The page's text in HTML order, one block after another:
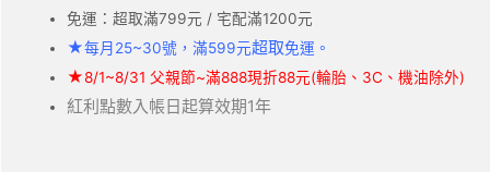
免運：超取滿799元 / 宅配滿1200元
★每月25~30號，滿599元超取免運。
★8/1~8/31 父親節~滿888現折88元(輪胎、3C、機油除外)
紅利點數入帳日起算效期1年